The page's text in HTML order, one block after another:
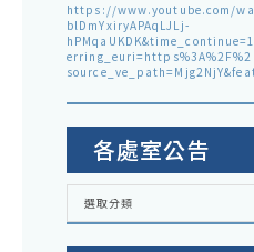
https://www.youtube.com/
blDmYxiryAPAqLJLj-
各處室公告
各
室
選取分類